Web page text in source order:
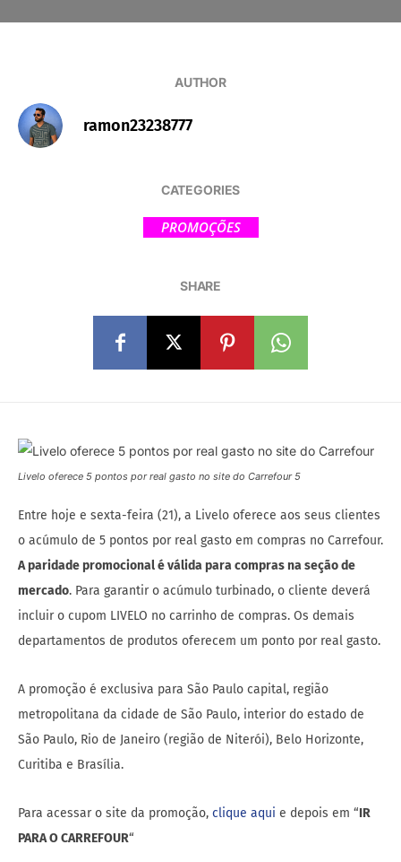
AUTHOR
ramon23238777
CATEGORIES
PROMOÇÕES
SHARE
Livelo oferece 5 pontos por real gasto no site do Carrefour 5
Entre hoje e sexta-feira (21), a Livelo oferece aos seus clientes
o acúmulo de 5 pontos por real gasto em compras no Carrefour.
A paridade promocional é válida para compras na seção de
mercado. Para garantir o acúmulo turbinado, o cliente deverá
incluir o cupom LIVELO no carrinho de compras. Os demais
departamentos de produtos oferecem um ponto por real gasto.
A promoção é exclusiva para São Paulo capital, região
metropolitana da cidade de São Paulo, interior do estado de
São Paulo, Rio de Janeiro (região de Niterói), Belo Horizonte,
Curitiba e Brasília.
Para acessar o site da promoção, clique aqui e depois em “IR
PARA O CARREFOUR“